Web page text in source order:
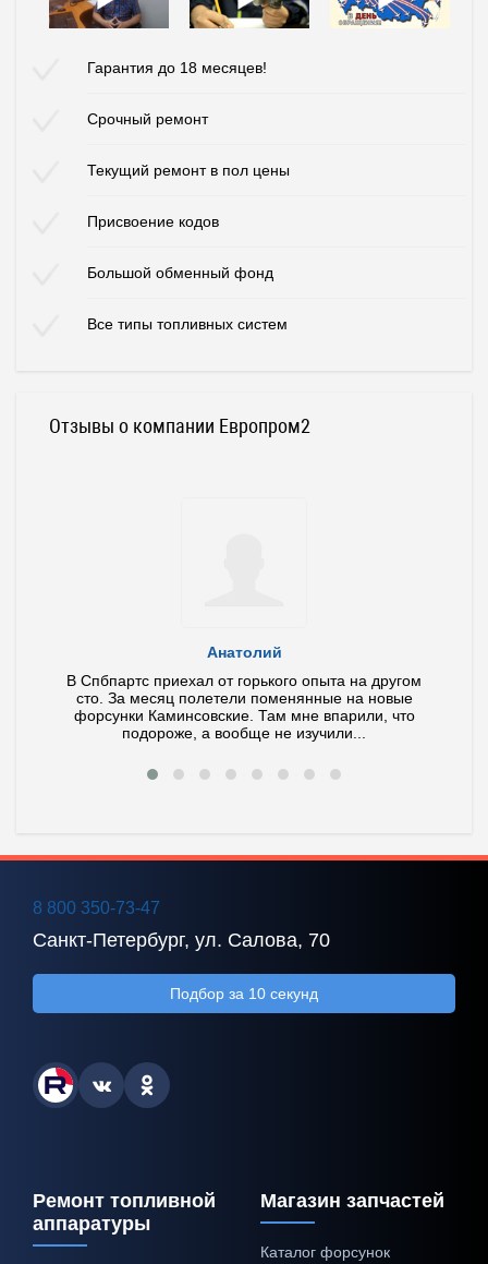
Гарантия до 18 месяцев!
Срочный ремонт
Текущий ремонт в пол цены
Присвоение кодов
Большой обменный фонд
Все типы топливных систем
Отзывы о компании Европром2
Анатолий
В Спбпартс приехал от горького опыта на другом
сто. За месяц полетели поменянные на новые
форсунки Каминсовские. Там мне впарили, что
подороже, а вообще не изучили...
8 800 350-73-47
Санкт-Петербург, ул. Салова, 70
Подбор за 10 секунд
Ремонт топливной
аппаратуры
Магазин запчастей
Каталог форсунок